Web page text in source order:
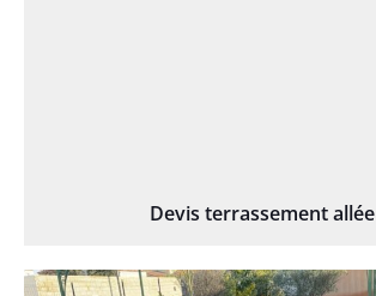
Devis terrassement allée